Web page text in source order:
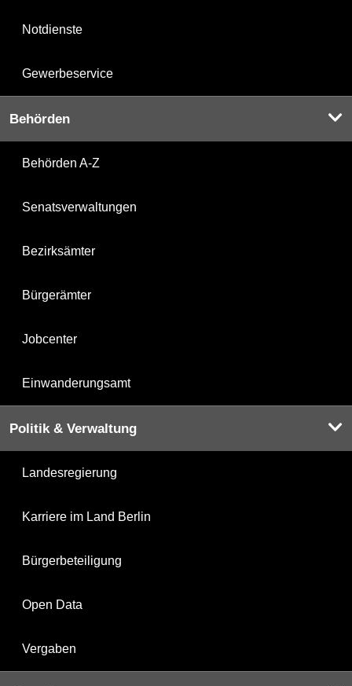
Notdienste
Gewerbeservice
Behörden
Behörden A-Z
Senatsverwaltungen
Bezirksämter
Bürgerämter
Jobcenter
Einwanderungsamt
Politik & Verwaltung
Landesregierung
Karriere im Land Berlin
Bürgerbeteiligung
Open Data
Vergaben